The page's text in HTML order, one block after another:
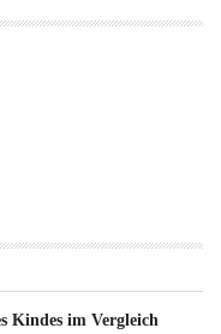
Kindes im Vergleich